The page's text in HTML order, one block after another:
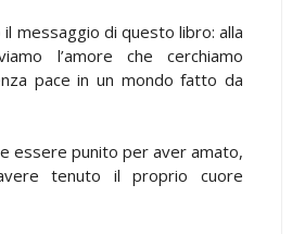
il messaggio di questo libro: alla
l’amore che cerchiamo
pace in un mondo fatto da
essere punito per aver amato,
tenuto il proprio cuore